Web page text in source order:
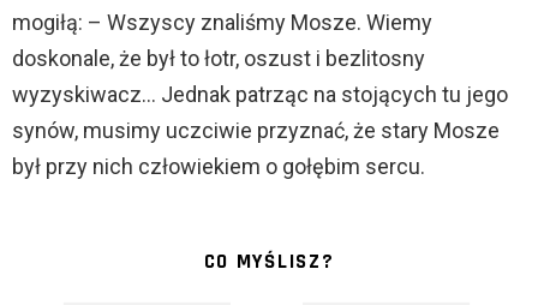
mogiłą: – Wszyscy znaliśmy Mosze. Wiemy
doskonale, że był to łotr, oszust i bezlitosny
wyzyskiwacz… Jednak patrząc na stojących tu jego
synów, musimy uczciwie przyznać, że stary Mosze
był przy nich człowiekiem o gołębim sercu.
CO MYŚLISZ?